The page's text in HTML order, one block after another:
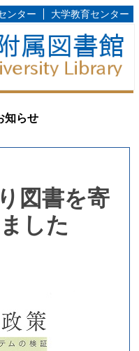
ンター 大学教育センター
知らせ
図書を寄
した